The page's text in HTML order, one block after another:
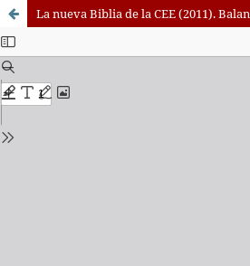
La nueva Biblia de la CEE (2011).